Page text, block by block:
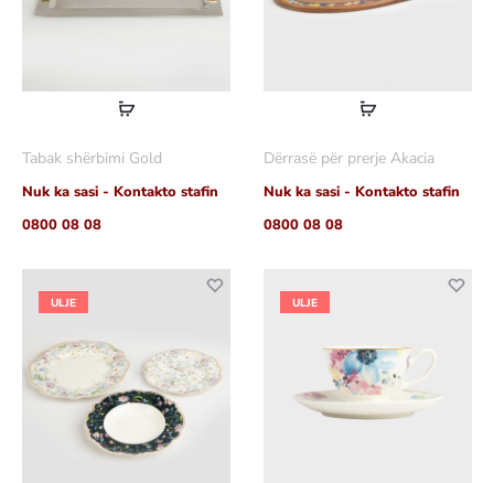
Lexoni
Tabak shërbimi Gold
Nuk ka sasi - Kontakto stafin
0800 08 08
Lexoni
shumë
Dërrasë për prerje Akacia
Nuk ka sasi - Kontakto stafin
0800 08 08
ULJE ULJE